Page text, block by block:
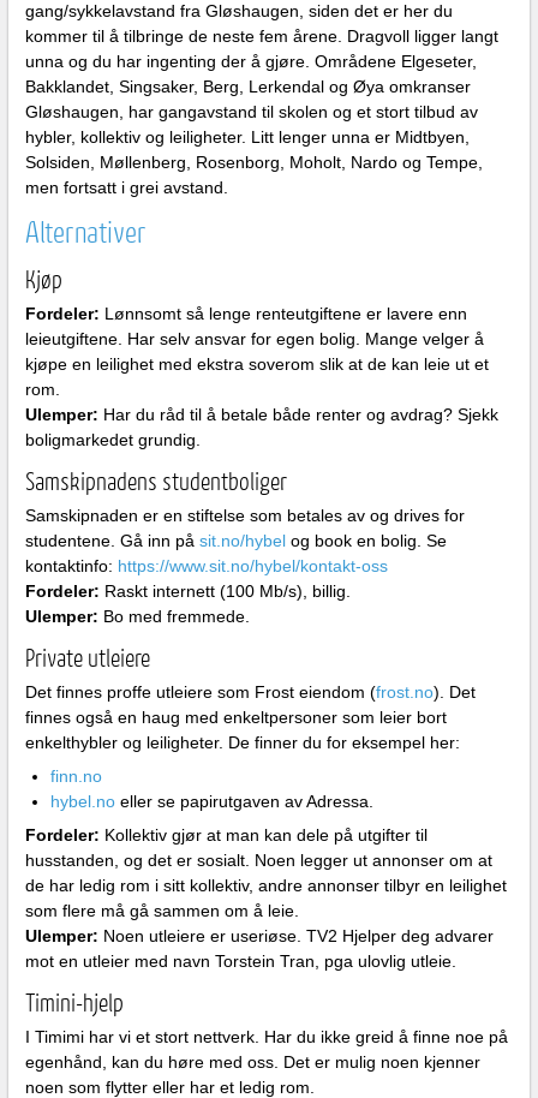
gang/sykkelavstand fra Gløshaugen, siden det er her du
kommer til å tilbringe de neste fem årene. Dragvoll ligger langt
unna og du har ingenting der å gjøre. Områdene Elgeseter,
Bakklandet, Singsaker, Berg, Lerkendal og Øya omkranser
Gløshaugen, har gangavstand til skolen og et stort tilbud av
hybler, kollektiv og leiligheter. Litt lenger unna er Midtbyen,
Solsiden, Møllenberg, Rosenborg, Moholt, Nardo og Tempe,
men fortsatt i grei avstand.
Alternativer
Kjøp
Fordeler: Lønnsomt så lenge renteutgiftene er lavere enn
leieutgiftene. Har selv ansvar for egen bolig. Mange velger å
kjøpe en leilighet med ekstra soverom slik at de kan leie ut et
rom.
Ulemper: Har du råd til å betale både renter og avdrag? Sjekk
boligmarkedet grundig.
Samskipnadens studentboliger
Samskipnaden er en stiftelse som betales av og drives for
studentene. Gå inn på sit.no/hybel og book en bolig. Se
kontaktinfo: https://www.sit.no/hybel/kontakt-oss
Fordeler: Raskt internett (100 Mb/s), billig.
Ulemper: Bo med fremmede.
Private utleiere
Det finnes proffe utleiere som Frost eiendom (frost.no). Det
finnes også en haug med enkeltpersoner som leier bort
enkelthybler og leiligheter. De finner du for eksempel her:
finn.no
hybel.no eller se papirutgaven av Adressa.
Fordeler: Kollektiv gjør at man kan dele på utgifter til
husstanden, og det er sosialt. Noen legger ut annonser om at
de har ledig rom i sitt kollektiv, andre annonser tilbyr en leilighet
som flere må gå sammen om å leie.
Ulemper: Noen utleiere er useriøse. TV2 Hjelper deg advarer
mot en utleier med navn Torstein Tran, pga ulovlig utleie.
Timini-hjelp
I Timimi har vi et stort nettverk. Har du ikke greid å finne noe på
egenhånd, kan du høre med oss. Det er mulig noen kjenner
noen som flytter eller har et ledig rom.